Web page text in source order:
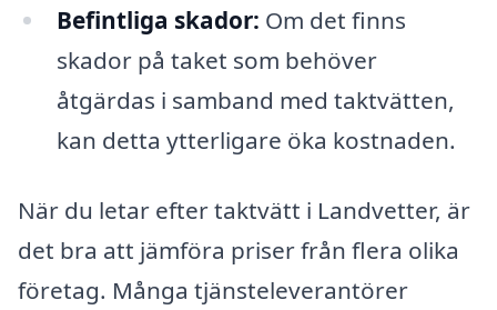
Befintliga skador: Om det finns
skador på taket som behöver
åtgärdas i samband med taktvätten,
kan detta ytterligare öka kostnaden.
När du letar efter taktvätt i Landvetter, är
det bra att jämföra priser från flera olika
företag. Många tjänsteleverantörer